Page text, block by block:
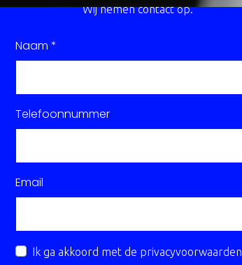
Wij nemen contact op.
Naam *
Telefoonnummer
Email
Ik ga akkoord met de privacyvoorwaarden